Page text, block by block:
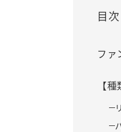
目次
ファ
【